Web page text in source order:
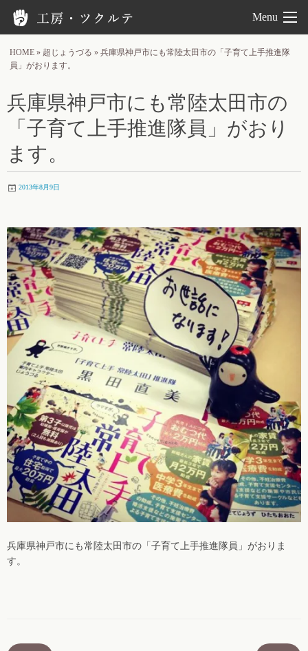
Menu
HOME » 超じょうづる » 兵庫県神戸市にも常陸太田市の「子育て上手推進隊
員」がおります。
兵庫県神戸市にも常陸太田市の
「子育て上手推進隊員」がおり
ます。
2013年8月9日
兵庫県神戸市にも常陸太田市の「子育て上手推進隊員」がおりま
す。